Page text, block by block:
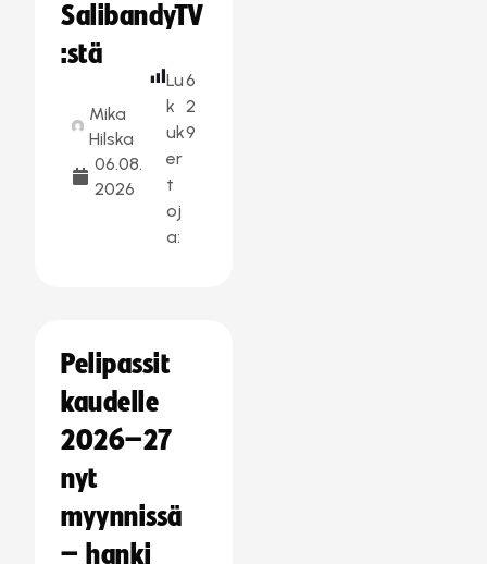
SalibandyTV
:stä
Mika
Hilska
06.08.
2026
Lu
k
uk
er
t
oj
a:
6
2
9
Pelipassit
kaudelle
2026–27
nyt
myynnissä
– hanki